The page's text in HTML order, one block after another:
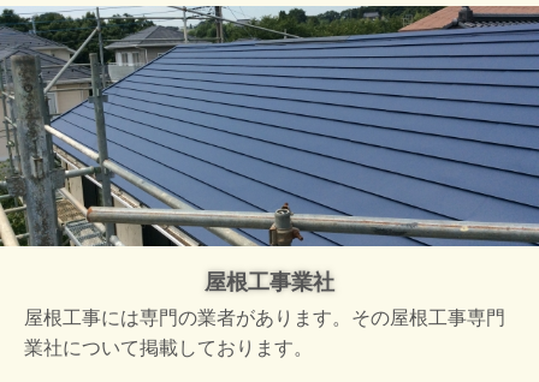
屋根工事業社
屋根工事には専門の業者があります。その屋根工事専門
業社について掲載しております。